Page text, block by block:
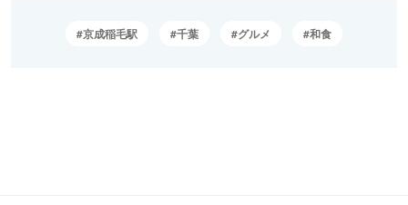
京成稲毛駅 千葉 グルメ 和食